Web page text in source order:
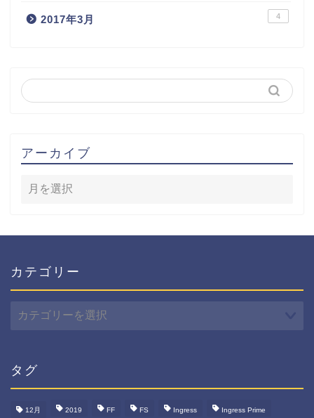
2017年3月 4
アーカイブ
カテゴリー
テ
ー
タグ
12月 2019 FF FS Ingress Ingress Prime